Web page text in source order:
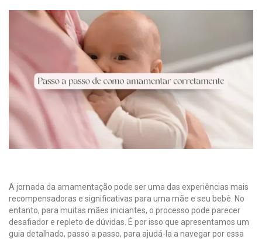
A jornada da amamentação pode ser uma das experiências mais
recompensadoras e significativas para uma mãe e seu bebê. No
entanto, para muitas mães iniciantes, o processo pode parecer
desafiador e repleto de dúvidas. É por isso que apresentamos um
guia detalhado, passo a passo, para ajudá-la a navegar por essa